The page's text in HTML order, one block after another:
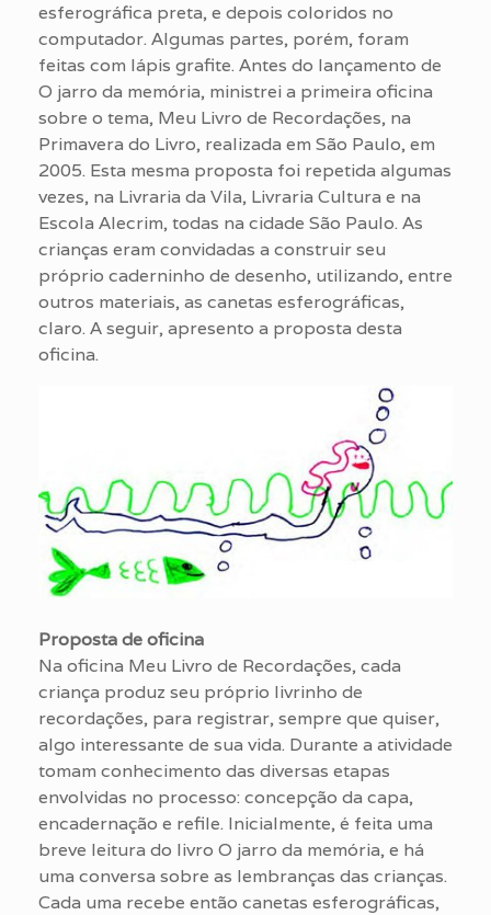
esferográfica preta, e depois coloridos no
computador. Algumas partes, porém, foram
feitas com lápis grafite. Antes do lançamento de
O jarro da memória, ministrei a primeira oficina
sobre o tema, Meu Livro de Recordações, na
Primavera do Livro, realizada em São Paulo, em
2005. Esta mesma proposta foi repetida algumas
vezes, na Livraria da Vila, Livraria Cultura e na
Escola Alecrim, todas na cidade São Paulo. As
crianças eram convidadas a construir seu
próprio caderninho de desenho, utilizando, entre
outros materiais, as canetas esferográficas,
claro. A seguir, apresento a proposta desta
oficina.
Proposta de oficina
Na oficina Meu Livro de Recordações, cada
criança produz seu próprio livrinho de
recordações, para registrar, sempre que quiser,
algo interessante de sua vida. Durante a atividade
tomam conhecimento das diversas etapas
envolvidas no processo: concepção da capa,
encadernação e refile. Inicialmente, é feita uma
breve leitura do livro O jarro da memória, e há
uma conversa sobre as lembranças das crianças.
Cada uma recebe então canetas esferográficas,